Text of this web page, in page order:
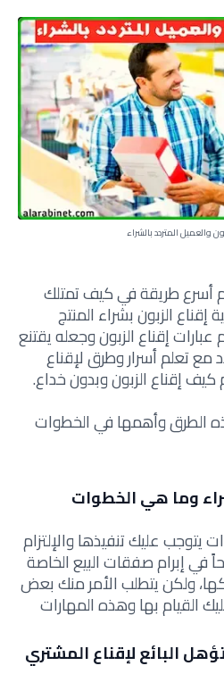
والعميل المتردد بالشراء
أسرع طريقة فيكيف تمتلك
إقناع الزبون بشراء المنتج
عبارات إقناع الزبون وجعله يقتنع
مع تعلمأسرار وطرق لإقناع
كيف إقناع الزبون وبدون خداع.
وأهمها في الخطوات
وما هي الخطوات
عليك تنفيذها والإلتزام
في إبرام صفقات البيع الخاصة
ولكن يتطلب الأمر منك بعض
القيام بها وهذه المهارات
البائع لإقناع المشتري